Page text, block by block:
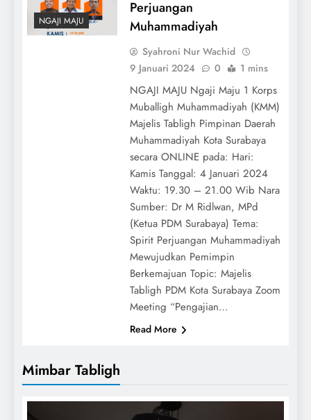
Mimbar Tabligh
NGAJI MAJU
Perjuangan
Muhammadiyah
Syahroni Nur Wachid
9 Januari 2024
0 1 mins
NGAJI MAJU Ngaji Maju 1 Korps
Muballigh Muhammadiyah (KMM)
Majelis Tabligh Pimpinan Daerah
Muhammadiyah Kota Surabaya
secara ONLINE pada: Hari:
Kamis Tanggal: 4 Januari 2024
Waktu: 19.30 – 21.00 Wib Nara
Sumber: Dr M Ridlwan, MPd
(Ketua PDM Surabaya) Tema:
Spirit Perjuangan Muhammadiyah
Mewujudkan Pemimpin
Berkemajuan Topic: Majelis
Tabligh PDM Kota Surabaya Zoom
Meeting “Pengajian…
Read More